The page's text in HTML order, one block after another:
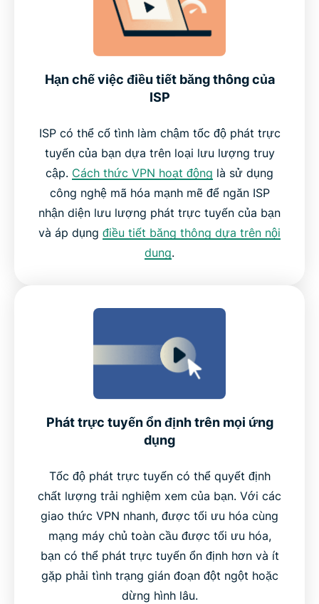
Hạn chế việc điều tiết băng thông của
ISP
ISP có thể cố tình làm chậm tốc độ phát trực
tuyến của bạn dựa trên loại lưu lượng truy
cập. Cách thức VPN hoạt động là sử dụng
công nghệ mã hóa mạnh mẽ để ngăn ISP
nhận diện lưu lượng phát trực tuyến của bạn
và áp dụng điều tiết băng thông dựa trên nội
dung.
Phát trực tuyến ổn định trên mọi ứng
dụng
Tốc độ phát trực tuyến có thể quyết định
chất lượng trải nghiệm xem của bạn. Với các
giao thức VPN nhanh, được tối ưu hóa cùng
mạng máy chủ toàn cầu được tối ưu hóa,
bạn có thể phát trực tuyến ổn định hơn và ít
gặp phải tình trạng gián đoạn đột ngột hoặc
dừng hình lâu.